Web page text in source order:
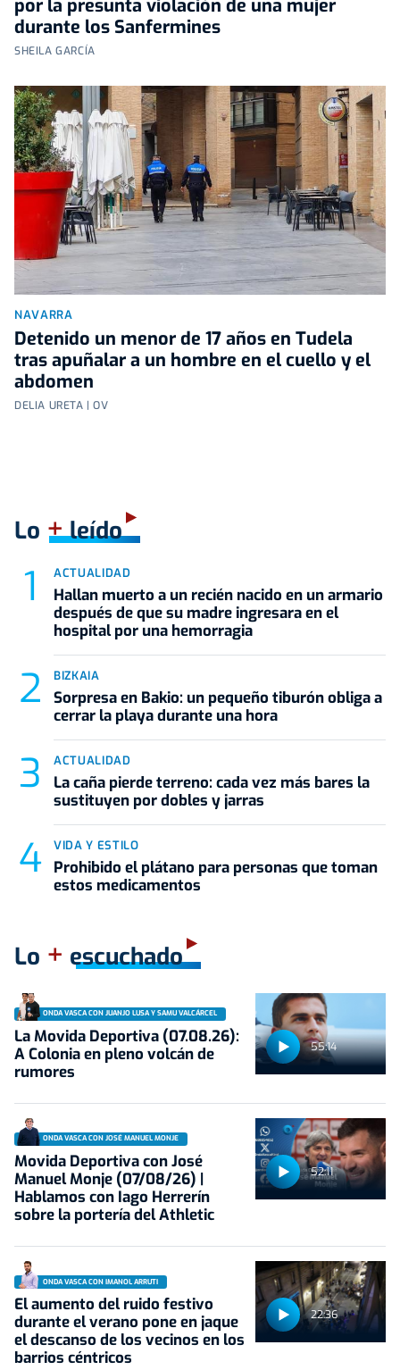
por la presunta violación de una mujer
durante los Sanfermines
SHEILA GARCÍA
NAVARRA
Detenido un menor de 17 años en Tudela
tras apuñalar a un hombre en el cuello y el
abdomen
DELIA URETA | OV
Lo +leído
ACTUALIDAD
Hallan muerto a un recién nacido en un armario
después de que su madre ingresara en el
hospital por una hemorragia
BIZKAIA
Sorpresa en Bakio: un pequeño tiburón obliga a
cerrar la playa durante una hora
ACTUALIDAD
La caña pierde terreno: cada vez más bares la
sustituyen por dobles y jarras
VIDA Y ESTILO
Prohibido el plátano para personas que toman
estos medicamentos
Lo + escuchado
55:14
ONDA VASCA CON JUANJO LUSA Y SAMU VALCÁRCEL
La Movida Deportiva (07.08.26):
A Colonia en pleno volcán de
rumores
52:11
ONDA VASCA CON JOSÉ MANUEL MONJE
Movida Deportiva con José
Manuel Monje (07/08/26) |
Hablamos con Iago Herrerín
sobre la portería del Athletic
22:36
ONDA VASCA CON IMANOL ARRUTI
El aumento del ruido festivo
durante el verano pone en jaque
el descanso de los vecinos en los
barrios céntricos